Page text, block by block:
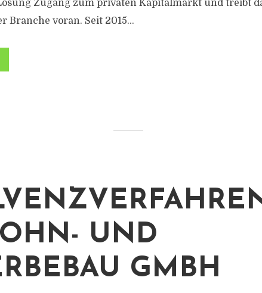
Zugang zum privaten Kapitalmarkt und treibt
Branche voran. Seit 2015...
UND
GMBH